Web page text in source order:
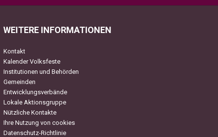
WEITERE INFORMATIONEN
Kontakt
Kalender Volksfeste
Institutionen und Behörden
Gemeinden
Entwicklungsverbände
Lokale Aktionsgruppe
Nützliche Kontakte
Ihre Nutzung von cookies
Datenschutz-Richtlinie